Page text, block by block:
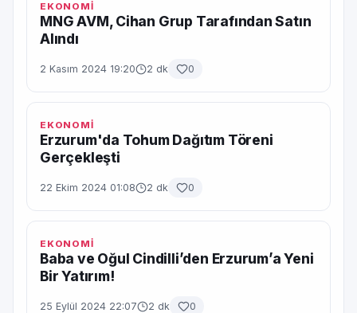
EKONOMİ
MNG AVM, Cihan Grup Tarafından Satın
Alındı
2 Kasım 2024 19:20 2 dk 0
EKONOMİ
Erzurum'da Tohum Dağıtım Töreni
Gerçekleşti
22 Ekim 2024 01:08 2 dk 0
EKONOMİ
Baba ve Oğul Cindilli’den Erzurum’a Yeni
Bir Yatırım!
25 Eylül 2024 22:07 2 dk 0